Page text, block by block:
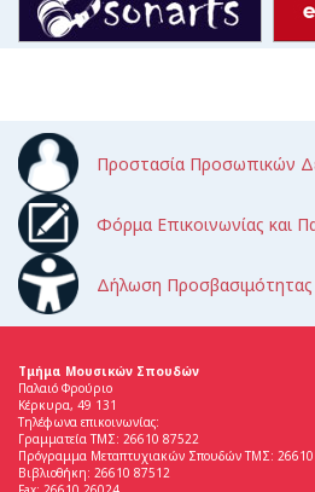
Προστασία Προσωπικών
Φόρμα Επικοινωνίας και
Δήλωση Προσβασιμότητας
Τμήμα Μουσικών Σπουδών
Παλαιό Φρούριο
Κέρκυρα, 49 131
Τηλέφωνα επικοινωνίας:
Γραμματεία ΤΜΣ: 26610 87522
Πρόγραμμα Μεταπτυχιακών Σπουδών ΤΜΣ: 26610
Βιβλιοθήκη: 26610 87512